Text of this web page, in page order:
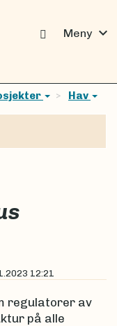
Meny expand_more
Hav
12:21
regulatorer av
på alle